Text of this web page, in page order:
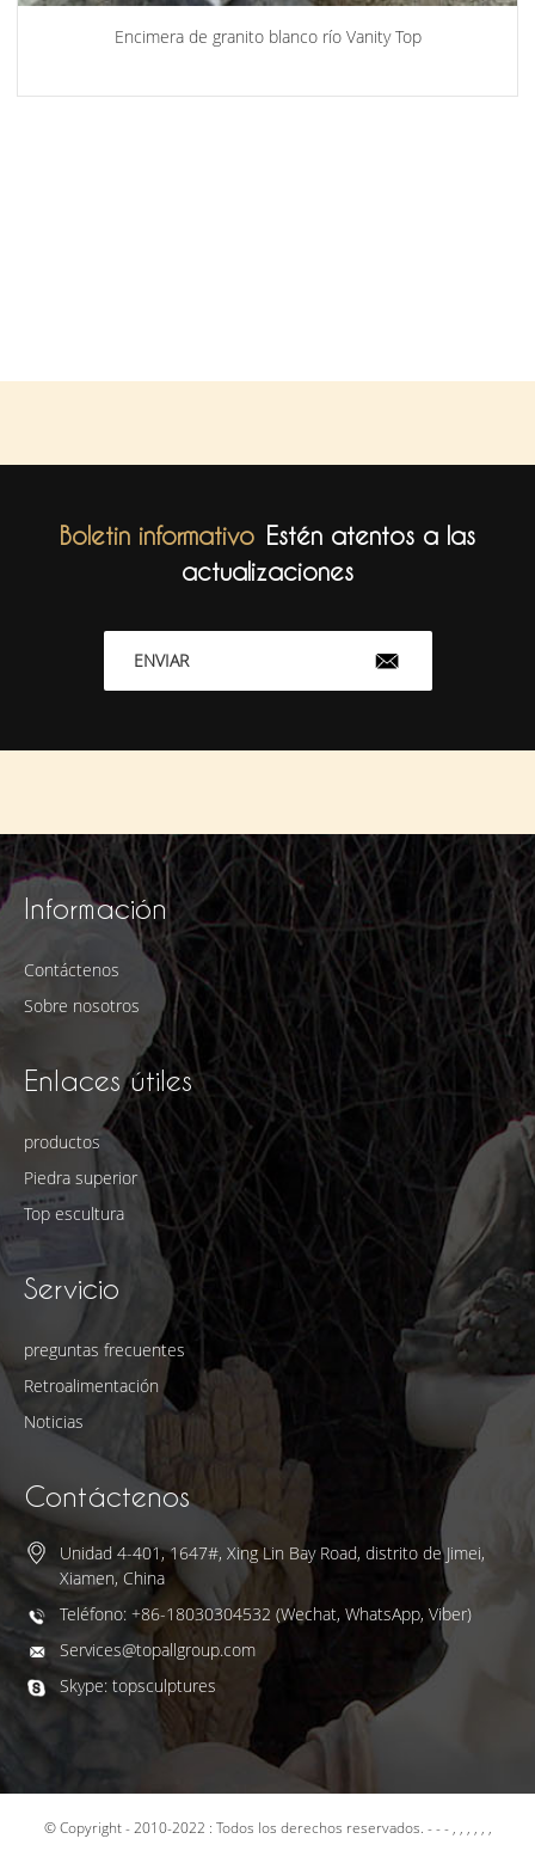
Encimera de granito blanco río Vanity Top
Boletin informativo Estén atentos a las
actualizaciones
ENVIAR
Información
Contáctenos
Sobre nosotros
Enlaces útiles
productos
Piedra superior
Top escultura
Servicio
preguntas frecuentes
Retroalimentación
Noticias
Contáctenos
Unidad 4-401, 1647#, Xing Lin Bay Road, distrito de Jimei,
Xiamen, China
Teléfono: +86-18030304532 (Wechat, WhatsApp, Viber)
Services@topallgroup.com
Skype: topsculptures
© Copyright - 2010-2022 : Todos los derechos reservados. - - - , , , , , ,